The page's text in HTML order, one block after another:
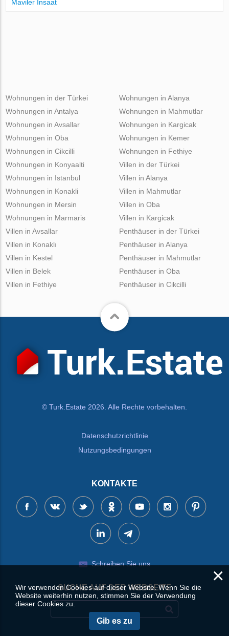
Maviler Insaat
Wohnungen in der Türkei
Wohnungen in Antalya
Wohnungen in Avsallar
Wohnungen in Oba
Wohnungen in Cikcilli
Wohnungen in Alanya
Wohnungen in Mahmutlar
Wohnungen in Kargicak
Wohnungen in Kemer
Wohnungen in Fethiye
Wohnungen in Konyaalti
Wohnungen in Istanbul
Wohnungen in Konakli
Wohnungen in Mersin
Wohnungen in Marmaris
Villen in der Türkei
Villen in Alanya
Villen in Mahmutlar
Villen in Oba
Villen in Kargicak
Villen in Avsallar
Villen in Konaklı
Villen in Kestel
Villen in Belek
Villen in Fethiye
Penthäuser in der Türkei
Penthäuser in Alanya
Penthäuser in Mahmutlar
Penthäuser in Oba
Penthäuser in Cikcilli
© Turk.Estate 2026. Alle Rechte vorbehalten.
Datenschutzrichtlinie
Nutzungsbedingungen
KONTAKTE
Schreiben Sie uns
SUCHE AUF DER WEBSEITE
×
Wir verwenden Cookies auf dieser Website. Wenn Sie die
Website weiterhin nutzen, stimmen Sie der Verwendung
dieser Cookies zu.
Gib es zu